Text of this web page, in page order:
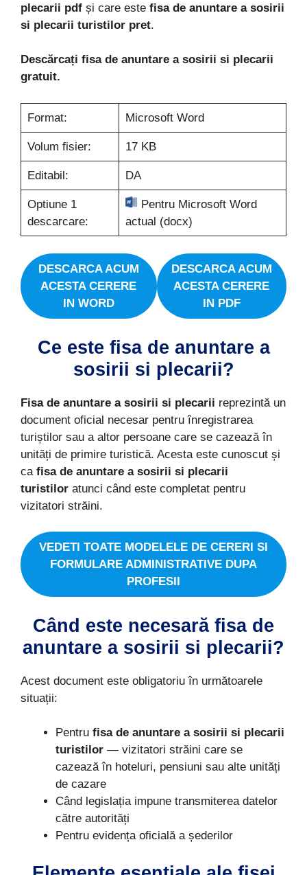
plecarii pdf și care este fisa de anuntare a sosirii
si plecarii turistilor pret.
Descărcați fisa de anuntare a sosirii si plecarii
gratuit.
Format: Microsoft Word
Volum fisier: 17 KB
Editabil: DA
Optiune 1
descarcare:
Pentru Microsoft Word
actual (docx)
DESCARCA ACUM
ACESTACERERE
IN WORD
DESCARCA ACUM
ACESTACERERE
IN PDF
Ce este fisa de anuntare a
sosirii si plecarii?
Fisa de anuntare a sosirii si plecarii reprezintă un
document oficial necesar pentru înregistrarea
turiștilor sau a altor persoane care se cazează în
unități de primire turistică. Acesta este cunoscut și
ca fisa de anuntare a sosirii si plecarii
turistilor atunci când este completat pentru
vizitatori străini.
VEDETI TOATE MODELELE DE CERERI SI
FORMULARE ADMINISTRATIVE DUPA
PROFESII
Când este necesară fisa de
anuntare a sosirii si plecarii?
Acest document este obligatoriu în următoarele
situații:
Pentru fisa de anuntare a sosirii si plecarii
turistilor — vizitatori străini care se
cazează în hoteluri, pensiuni sau alte unități
de cazare
Când legislația impune transmiterea datelor
către autorități
Pentru evidența oficială a șederilor